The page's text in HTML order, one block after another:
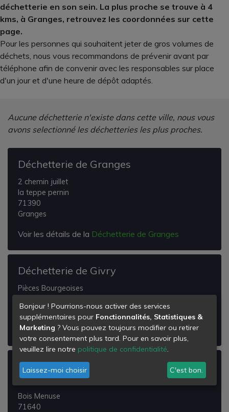
déchetterie en son sein. La plus proche se trouve à 4
kms, à Granges, retrouvez les coordonnées sur cette
page.
Pour les personnes qui souhaitent jeter de gros volumes de
déchets, nous vous recommandons de prévenir avant par
téléphone afin de convenir avec les responsables sur place
d'un jour et d'une heure de dépôt adaptés.
Aucune déchetterie n'existe dans cette ville, nous vous
avons selectionné les déchetteries les plus proches.
Déchetterie de Granges
2 chemin juillet
la teppe pernin
71390
Granges
Voir les détails de la Déchetterie de Granges
Déchetterie de Givry
Pièces Bourgeoises
Givry
Voir les détails de laDéchetterie de Givry
Déchetterie de Saint-martin-sous-
montaigu
Bois Menuse
71640
Bonjour ! Pourrions-nous activer des services
supplémentaires pour Fonctionnalités, Statistiques &
Marketing ? Vous pouvez toujours modifier ou retirer
votre consentement plus tard. Pour en savoir plus,
veuillez lire notre politique de confidentialité.
Laissez-moi choisir C'est bon.